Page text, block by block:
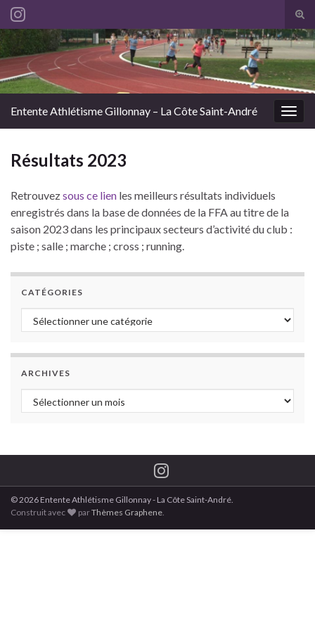
Search for:
Entente Athlétisme Gillonnay – La Côte Saint-André
Résultats 2023
Retrouvezsous ce lien les meilleurs résultats individuels
enregistrés dans la base de données de la FFA au titre de la
saison 2023 dans les principaux secteurs d’activité du club :
piste ; salle ; marche ; cross ; running.
CATÉGORIES
Catégories
ARCHIVES
Archives
© 2026 Entente Athlétisme Gillonnay - La Côte Saint-André.
Construit avec
parThèmes Graphene.